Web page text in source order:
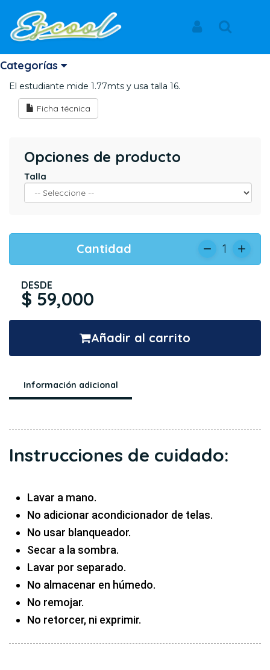
Categorías
Productos
NEW CAMBRIDGE CALI
CAMISETA DEPORTE
El estudiante mide 1.77mts y usa talla 16.
Ficha técnica
Opciones de producto
Talla
Cantidad 1
DESDE
$ 59,000
Añadir al carrito
Información adicional
Instrucciones de cuidado:
Lavar a mano.
No adicionar acondicionador de telas.
No usar blanqueador.
Secar a la sombra.
Lavar por separado.
No almacenar en húmedo.
No remojar.
No retorcer, ni exprimir.